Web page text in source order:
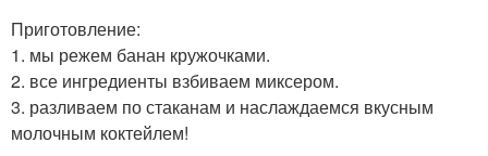
Приготовление:
1. мы режем банан кружочками.
2. все ингредиенты взбиваем миксером.
3. разливаем по стаканам и наслаждаемся вкусным
молочным коктейлем!